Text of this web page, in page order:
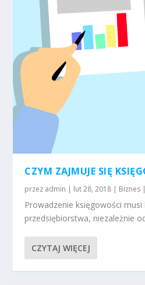
CZYM ZAJMUJE SIĘ
przez admin | lut 28, 2018 | Biznes |
Prowadzenie księgowości
przedsiębiorstwa, niezależnie
CZYTAJ WIĘCEJ